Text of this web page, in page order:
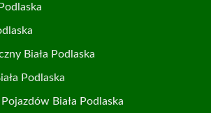
Biała Podlaska
Podlaska
Biała Podlaska